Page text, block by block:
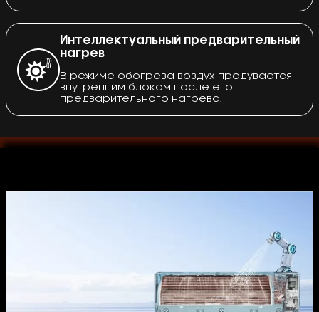
Интеллектуальный предварительный
нагрев
В режиме обогрева воздух продувается
внутренним блоком после его
предварительного нагрева.